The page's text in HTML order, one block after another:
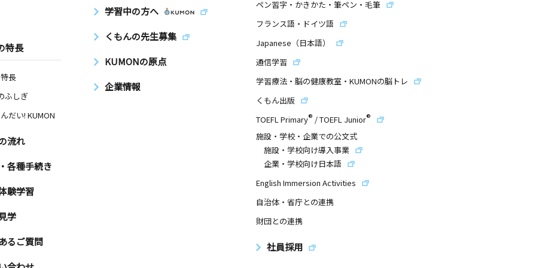
特長
長
ふしぎ
だい! KUMON
流れ
各種手続き
験学習
学
るご質問
学習中の方へ
くもんの先生募集
KUMONの原点
企業情報
ペン習字・かきかた・筆ペン・毛筆
フランス語・ドイツ語
Japanese（日本語）
通信学習
学習療法・脳の健康教室・KUMONの脳トレ
くもん出版
TOEFL Primary® /TOEFL Junior®
施設・学校・企業での公文式
施設・学校向け導入事業
企業・学校向け日本語
English Immersion Activities
自治体・省庁との連携
財団との連携
社員採用